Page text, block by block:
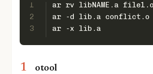
1
2
3
ar rv libNAME.a
ar -d lib.a conflict.o
ar -x lib.a
otool